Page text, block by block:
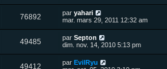
e
s
s
a
g
e
s
r
m
e
s
s
a
g
e
u
s
i
e
r
m
e
s
s
a
76892V
u
s
D
e
i
e
r
m
par yahari
mar. mars 29, 2011 12:32 am
49485V
u
D
e
i
par Septon
dim. nov. 14, 2010 5:13 pm
49412V
D
par EvilRyu